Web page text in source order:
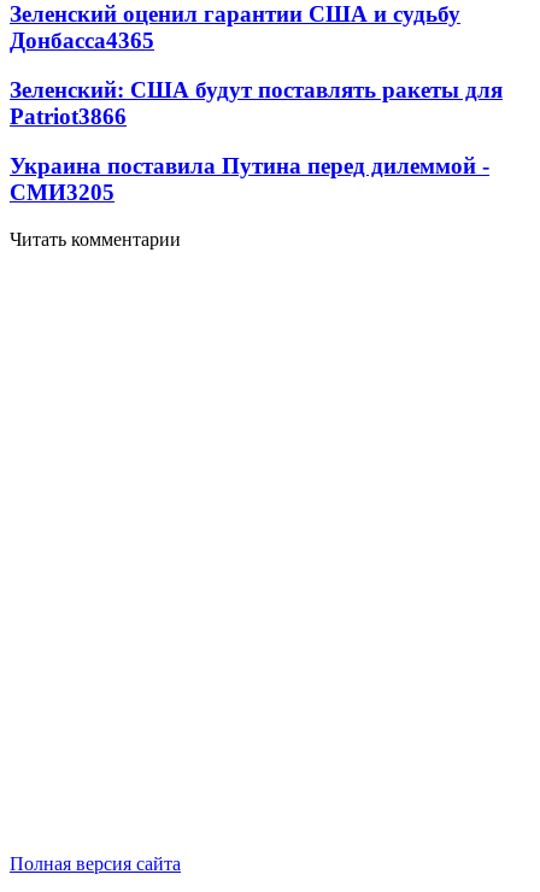
Зеленский оценил гарантии США и судьбу
Донбасса4365
Зеленский: США будут поставлять ракеты для
Patriot3866
Украина поставила Путина перед дилеммой -
СМИ3205
Читать комментарии
Полная версия сайта